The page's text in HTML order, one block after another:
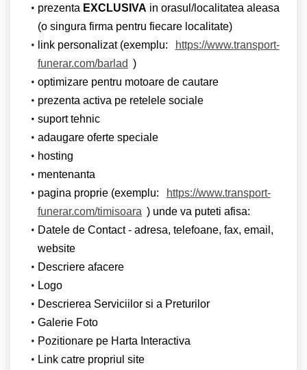
prezenta EXCLUSIVA in orasul/localitatea aleasa
(o singura firma pentru fiecare localitate)
link personalizat (exemplu:
https://www.transport-
funerar.com/barlad )
optimizare pentru motoare de cautare
prezenta activa pe retelele sociale
suport tehnic
adaugare oferte speciale
hosting
mentenanta
pagina proprie (exemplu:
https://www.transport-
funerar.com/timisoara ) unde va puteti afisa:
Datele de Contact - adresa, telefoane, fax, email,
website
Descriere afacere
Logo
Descrierea Serviciilor si a Preturilor
Galerie Foto
Pozitionare pe Harta Interactiva
Link catre propriul site